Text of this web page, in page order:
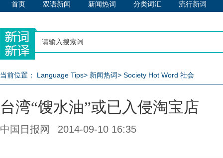
首页 双语新闻 新闻热词 分类词汇 流行新词
当前位置： Language Tips> 新闻热词> Society Hot Word 社会
台湾“馊水油”或已入侵淘宝店
中国日报网 2014-09-10 16:35